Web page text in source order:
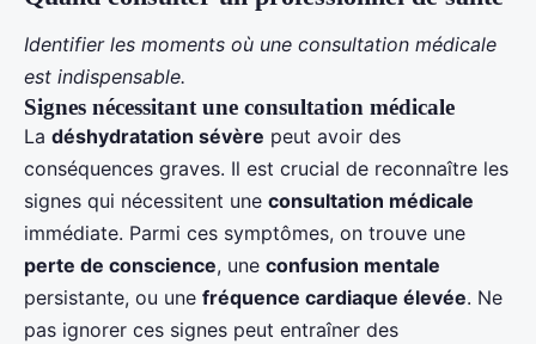
Identifier les moments où une consultation médicale
est indispensable.
Signes nécessitant une consultation médicale
La déshydratation sévère peut avoir des
conséquences graves. Il est crucial de reconnaître les
signes qui nécessitent une consultation médicale
immédiate. Parmi ces symptômes, on trouve une
perte de conscience, une confusion mentale
persistante, ou une fréquence cardiaque élevée. Ne
pas ignorer ces signes peut entraîner des